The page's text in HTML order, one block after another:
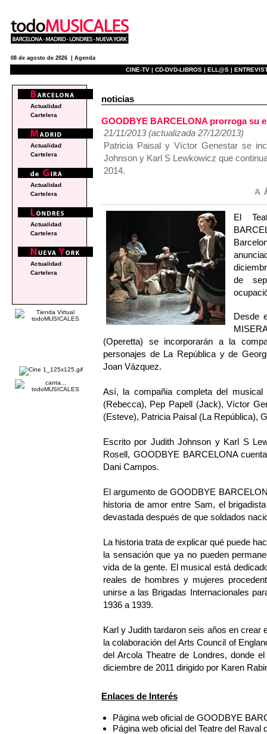
08 de agosto de 2026 | Agenda
CINE-TV | CD-DVD-LIBROS | ELL@S |
noticias
GOODBYE BARCELONA prorroga su
21/11/2013 (actualizada 27/12/2013)
Patricia Paisal y Víctor Genestar se
Johnson y Karl S Lewkowicz que
2014.
El
de
Desde
(Operetta) se incorporarán a la
personajes de La República y de
Joan Vázquez.
Así, la compañia completa del
(Rebecca), Pep Papell (Jack), Víctor
(Esteve), Patricia Paisal (La República),
Escrito por Judith Johnson y Karl S
Rosell, GOODBYE BARCELONA
Dani Campos.
El argumento de GOODBYE
historia de amor entre Sam, el
devastada después de que soldados
La historia trata de explicar qué puede
la sensación que ya no pueden
vida de la gente. El musical está
reales de hombres y mujeres
unirse a las Brigadas Internacionales
1936 a 1939.
Karl y Judith tardaron seis años en crear
la colaboración del Arts Council of
del Arcola Theatre de Londres, donde
diciembre de 2011 dirigido por Karen
Enlaces de Interés
Página web oficial de GOODBYE
Página web oficial del Teatre del Raval
Actualidad
Cartelera
Actualidad
Cartelera
Actualidad
Cartelera
Actualidad
Cartelera
Actualidad
Cartelera